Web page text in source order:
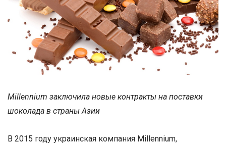
Millennium заключила новые контракты на поставки
шоколада в страны Азии
В 2015 году украинская компания Millennium,